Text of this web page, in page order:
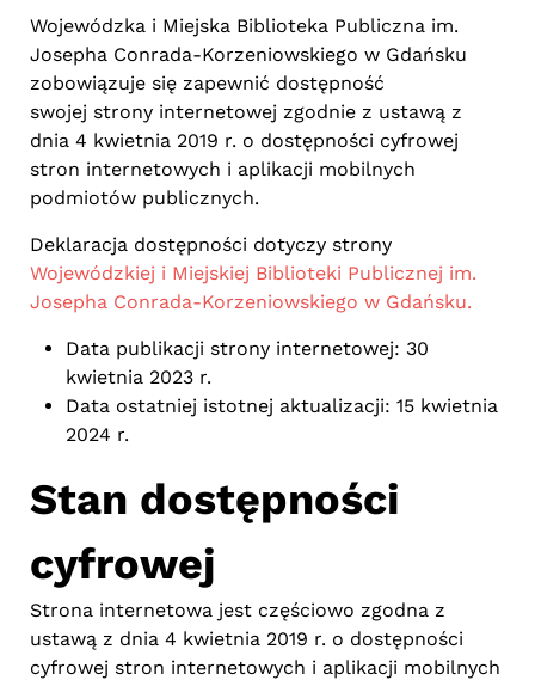
Wojewódzka i Miejska Biblioteka Publiczna im.
Josepha Conrada-Korzeniowskiego w Gdańsku
zobowiązuje się zapewnić dostępność
swojej strony internetowej zgodnie z ustawą z
dnia 4 kwietnia 2019 r. o dostępności cyfrowej
stron internetowych i aplikacji mobilnych
podmiotów publicznych.
Deklaracja dostępności dotyczy strony
Wojewódzkiej i Miejskiej Biblioteki Publicznej im.
Josepha Conrada-Korzeniowskiego w Gdańsku.
Data publikacji strony internetowej: 30
kwietnia 2023 r.
Data ostatniej istotnej aktualizacji: 15 kwietnia
2024 r.
Stan dostępności
cyfrowej
Strona internetowa jest częściowo zgodna z
ustawą z dnia 4 kwietnia 2019 r. o dostępności
cyfrowej stron internetowych i aplikacji mobilnych